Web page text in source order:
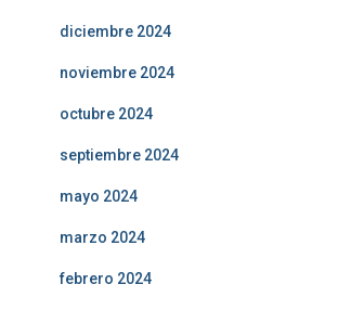
diciembre 2024
noviembre 2024
octubre 2024
septiembre 2024
mayo 2024
marzo 2024
febrero 2024